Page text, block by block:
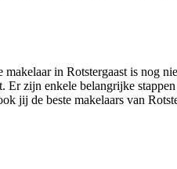
in Rotstergaast is nog
Er zijn enkele belangrijke
jij de beste makelaars van